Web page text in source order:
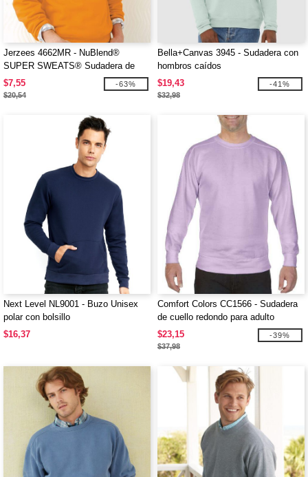
Jerzees 4662MR - NuBlend®
SUPER SWEATS® Sudadera de
cuello redondo
$7,55
$20,54
-63%
Bella+Canvas 3945 - Sudadera con
hombros caídos
$19,43
$32,98
-41%
Next Level NL9001 - Buzo Unisex
polar con bolsillo
$16,37
Comfort Colors CC1566 - Sudadera
de cuello redondo para adulto
$23,15
$37,98
-39%